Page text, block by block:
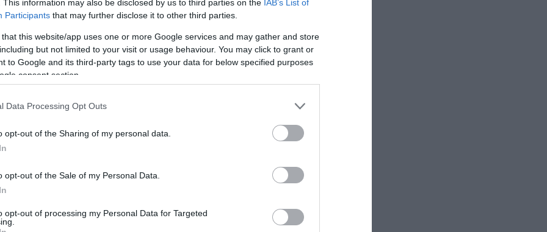
This information may also be disclosed by us to third parties on the IAB’s List of
Participants that may further disclose it to other third parties.
that this website/app uses one or more Google services and may gather and store
but not limited to your visit or usage behaviour. You may click to grant or
to Google and its third-party tags to use your data for below specified purposes
consent section.
Data Processing Opt Outs
opt-out of the Sharing of my personal data.
opt-out of the Sale of my Personal Data.
opt-out of processing my Personal Data for Targeted
il gran galà dei lavoratori ci saranno anche Edoardo e Eugenio Bennato, Ermal
Francesco Gabbani, Le Vibrazioni, Alex Britti, Lo Stato Sociale, Irene Grandi,
New entry Fulminacci e Leo Gassmann, “figlio di” reduce dal festival di